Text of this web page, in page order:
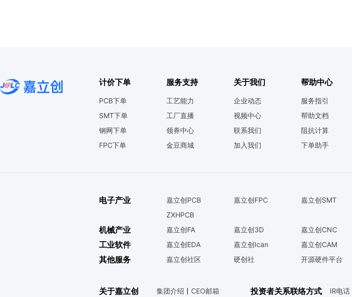
计价下单
PCB下单
SMT下单
钢网下单
FPC下单
服务支持
工艺能力
工厂直播
领券中心
金豆商城
关于我们
企业动态
视频中心
联系我们
加入我们
帮助中心
服务指引
帮助文档
阻抗计算
下单助手
电子产业 嘉立创PCB 嘉立创FPC 嘉立创SMT
ZXHPCB
机械产业 嘉立创FA 嘉立创3D 嘉立创CNC
工业软件 嘉立创EDA 嘉立创Ican 嘉立创CAM
其他服务 嘉立创社区 硬创社 开源硬件平台
关于嘉立创 集团介绍 丨 CEO邮箱 投资者关系联络方式 IR电话